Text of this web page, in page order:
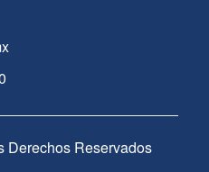
Derechos Reservados